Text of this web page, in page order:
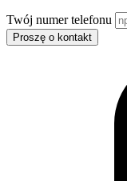
Twój numer telefonu
Proszę o kontakt